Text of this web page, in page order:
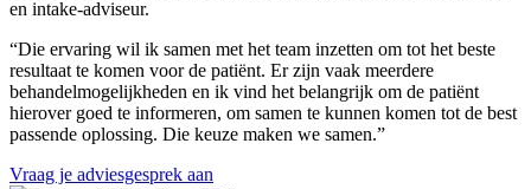
en intake-adviseur.
“Die ervaring wil ik samen met het team inzetten om tot het beste
resultaat te komen voor de patiënt. Er zijn vaak meerdere
behandelmogelijkheden en ik vind het belangrijk om de patiënt
hierover goed te informeren, om samen te kunnen komen tot de best
passende oplossing. Die keuze maken we samen.”
Vraag je adviesgesprek aan